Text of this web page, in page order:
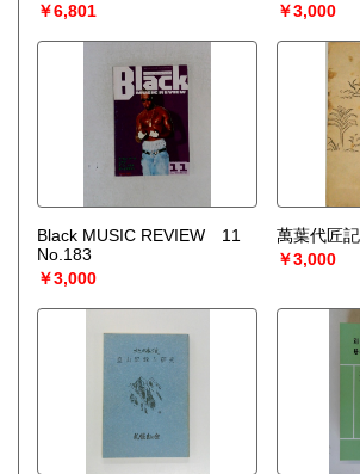
￥6,801
￥3,000
Black MUSIC REVIEW 11
No.183
￥3,000
萬葉代匠
￥3,000